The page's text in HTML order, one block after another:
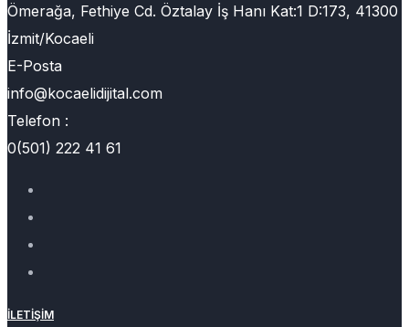
Ömerağa, Fethiye Cd. Öztalay İş Hanı Kat:1 D:173, 41300
İzmit/Kocaeli
E-Posta
info@kocaelidijital.com
Telefon :
0(501) 222 41 61
İLETIŞIM